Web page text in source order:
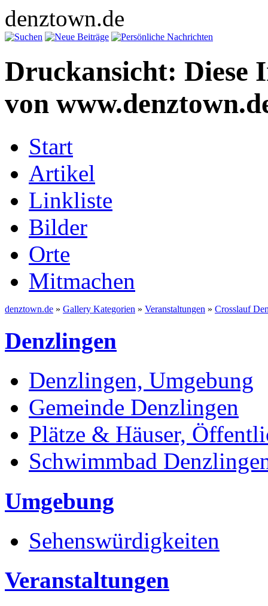
denztown.de
Druckansicht: Diese
von
Start
Artikel
Linkliste
Bilder
Orte
Mitmachen
denztown.de » Gallery Kategorien » Veranstaltungen » Crosslauf
Denzlingen
Denzlingen, Umgebung
Gemeinde Denzlingen
Plätze & Häuser,
Schwimmbad
Umgebung
Sehenswürdigkeiten
Veranstaltungen